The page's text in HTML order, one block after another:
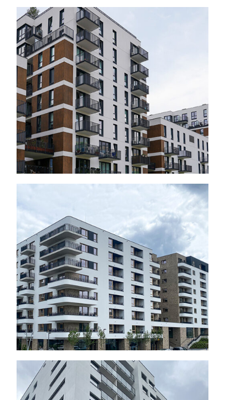
Warszawa – ul.
Domaniewska, 2024 r.
Jeżyce, 2024 r.
Poznań – ul. Bułgarska,